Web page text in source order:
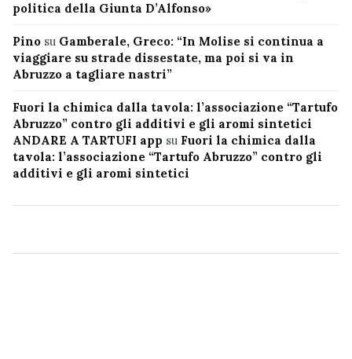
politica della Giunta D’Alfonso»
Pino su Gamberale, Greco: “In Molise si continua a
viaggiare su strade dissestate, ma poi si va in
Abruzzo a tagliare nastri”
Fuori la chimica dalla tavola: l’associazione “Tartufo
Abruzzo” contro gli additivi e gli aromi sintetici
ANDARE A TARTUFI app su Fuori la chimica dalla
tavola: l’associazione “Tartufo Abruzzo” contro gli
additivi e gli aromi sintetici